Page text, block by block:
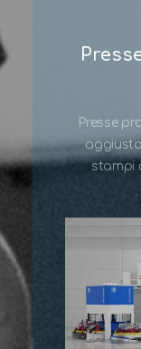
Presse
stampi